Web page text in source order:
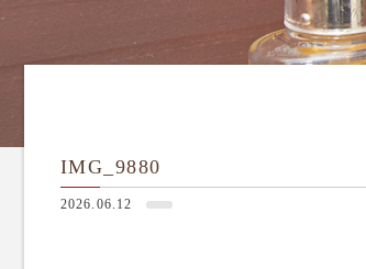
IMG_9880
2026.06.12